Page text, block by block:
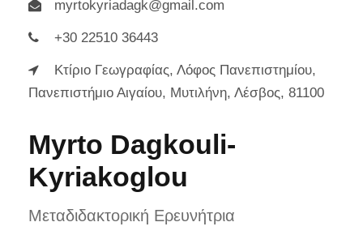
myrtokyriadagk@gmail.com
+30 22510 36443
Κτίριο Γεωγραφίας, Λόφος Πανεπιστημίου,
Πανεπιστήμιο Αιγαίου, Μυτιλήνη, Λέσβος, 81100
Myrto Dagkouli-
Kyriakoglou
Μεταδιδακτορική Ερευνήτρια